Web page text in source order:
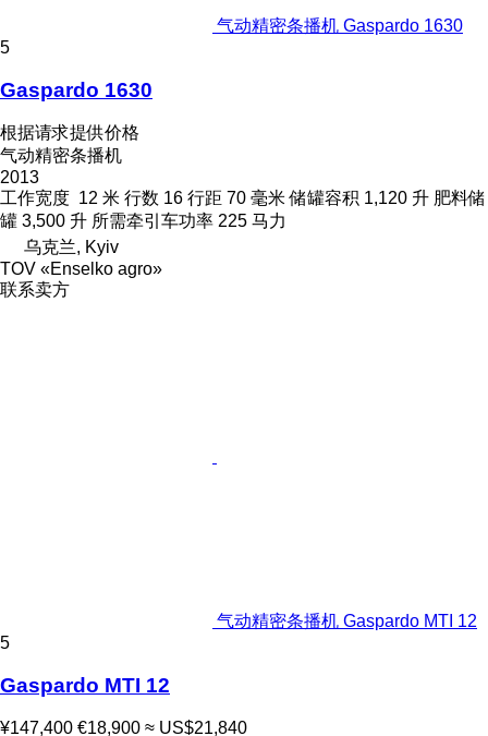
气动精密条播机 Gaspardo 1630
5
Gaspardo 1630
根据请求提供价格
气动精密条播机
2013
工作宽度 12 米 行数 16 行距 70 毫米 储罐容积 1,120 升 肥料储
罐 3,500 升 所需牵引车功率 225 马力
乌克兰, Kyiv
TOV «Enselko agro»
联系卖方
气动精密条播机 Gaspardo MTI 12
5
Gaspardo MTI 12
¥147,400 €18,900 ≈ US$21,840